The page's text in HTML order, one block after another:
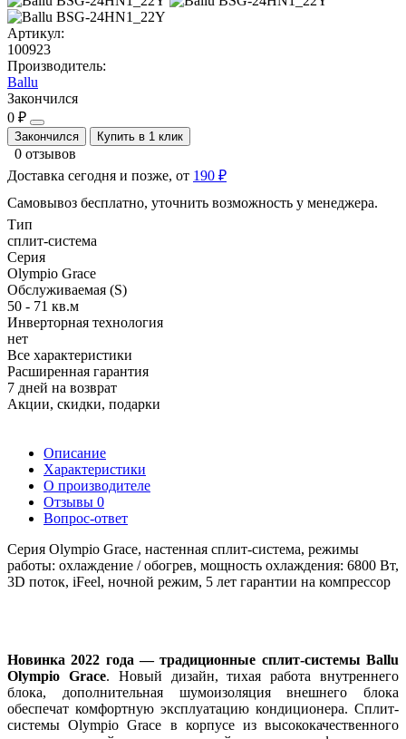
Артикул:
100923
Производитель:
Ballu
Закончился
0 ₽
Закончился Купить в 1 клик
0 отзывов
Доставка сегодня и позже, от 190 ₽
Самовывоз бесплатно, уточнить возможность у менеджера.
Тип
сплит-система
Серия
Olympio Grace
Обслуживаемая (S)
50 - 71 кв.м
Инверторная технология
нет
Все характеристики
Расширенная гарантия
7 дней на возврат
Акции, скидки, подарки
Описание
Характеристики
О производителе
Отзывы 0
Вопрос-ответ
Серия Olympio Grace, настенная сплит-система, режимы
работы: охлаждение / обогрев, мощность охлаждения: 6800 Вт,
3D поток, iFeel, ночной режим, 5 лет гарантии на компрессор
Новинка 2022 года — традиционные сплит-системы Ballu
Olympio Grace. Новый дизайн,
тихая работа внутреннего
блока,
дополнительная шумоизоляция внешнего блока
обеспечат комфортную эксплуатацию кондиционера. Сплит-
системы Olympio Grace в корпусе из высококачественного